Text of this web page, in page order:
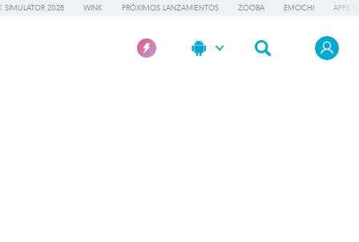
SIMULATOR 2026 WINK PRÓXIMOS LANZAMIENTOS ZOOBA EMOCHI APPS